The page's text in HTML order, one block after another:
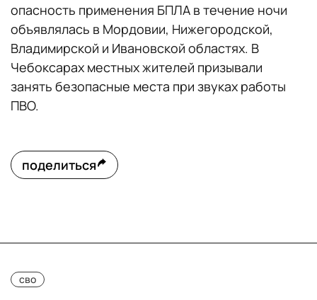
опасность применения БПЛА в течение ночи
объявлялась в Мордовии, Нижегородской,
Владимирской и Ивановской областях. В
Чебоксарах местных жителей призывали
занять безопасные места при звуках работы
ПВО.
поделиться
сво